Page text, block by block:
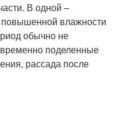
В одной –
влажности
обычно не
поделенные
рассада после